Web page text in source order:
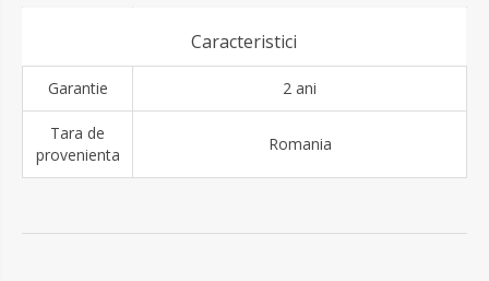
Caracteristici
Garantie 2 ani
Tara de
provenienta
Romania